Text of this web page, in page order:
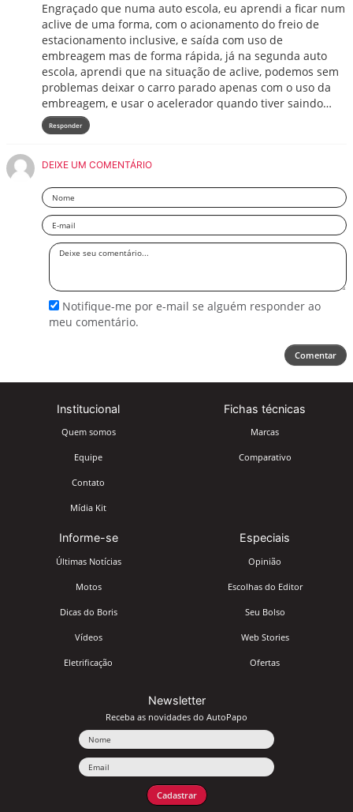
Engraçado que numa auto escola, eu aprendi a ficar num
aclive de uma forma, com o acionamento do freio de
estacionamento inclusive, e saída com uso de
embreagem mas de forma rápida, já na segunda auto
escola, aprendi que na situação de aclive, podemos sem
problemas deixar o carro parado apenas com o uso da
embreagem, e usar o acelerador quando tiver saindo…
Responder
DEIXE UM COMENTÁRIO
Nome
Email
Deixe
Notifique-me por e-mail se alguém responder ao
meu comentário.
Comentar
Institucional
Quem somos
Equipe
Contato
Mídia Kit
Fichas técnicas
Marcas
Comparativo
Informe-se
Últimas Notícias
Motos
Dicas do Boris
Vídeos
Eletrificação
Especiais
Opinião
Escolhas do Editor
Seu Bolso
Web Stories
Ofertas
Newsletter
Receba as novidades do AutoPapo
Cadastrar